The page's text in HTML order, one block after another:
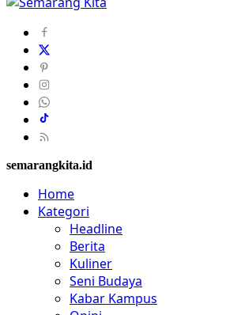
semarangkita.id
Home
Kategori
Headline
Berita
Kuliner
Seni Budaya
Kabar Kampus